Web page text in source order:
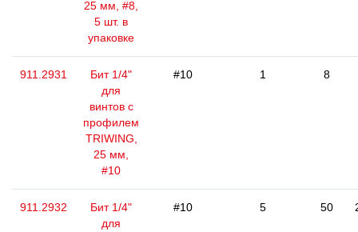
25 мм, #8,
5 шт. в
упаковке
911.2931
Бит 1/4"
для
винтов с
профилем
TRIWING,
25 мм,
#10
#10 1 8
911.2932
Бит 1/4"
для
#10 5 50